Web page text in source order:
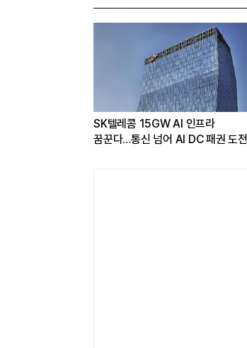
SK텔레콤 15GW AI 인프라
꿈꾼다…통신 넘어 AI DC 패권 도전